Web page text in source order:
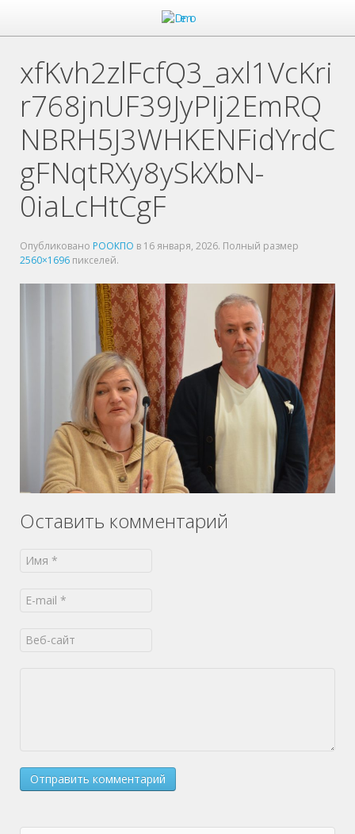
xfKvh2zlFcfQ3_axl1VcKri
r768jnUF39JyPIj2EmRQ
NBRH5J3WHKENFidYrdC
gFNqtRXy8ySkXbN-
0iaLcHtCgF
Опубликовано РООКПО в 16 января, 2026. Полный размер
2560×1696 пикселей.
Оставить комментарий